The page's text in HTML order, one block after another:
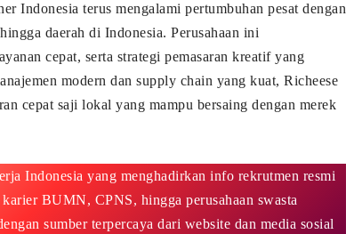
Indonesia terus mengalami pertumbuhan pesat dengan
daerah di Indonesia. Perusahaan ini
cepat, serta strategi pemasaran kreatif yang
modern dan supply chain yang kuat, Richeese
cepat saji lokal yang mampu bersaing dengan merek
Indonesia yang menghadirkan info rekrutmen resmi
BUMN, CPNS, hingga perusahaan swasta
sumber terpercaya dari website dan media sosial